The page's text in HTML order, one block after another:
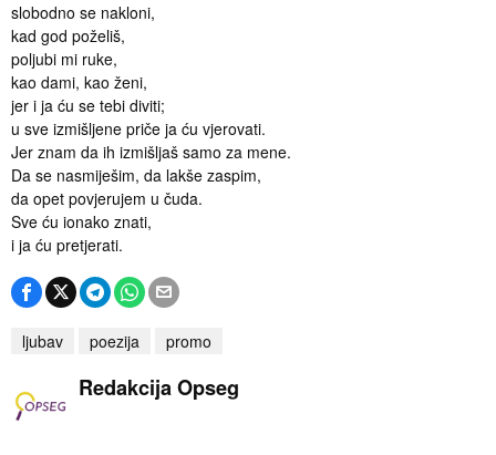
slobodno se nakloni,
kad god poželiš,
poljubi mi ruke,
kao dami, kao ženi,
jer i ja ću se tebi diviti;
u sve izmišljene priče ja ću vjerovati.
Jer znam da ih izmišljaš samo za mene.
Da se nasmiješim, da lakše zaspim,
da opet povjerujem u čuda.
Sve ću ionako znati,
i ja ću pretjerati.
ljubav poezija promo
Redakcija Opseg